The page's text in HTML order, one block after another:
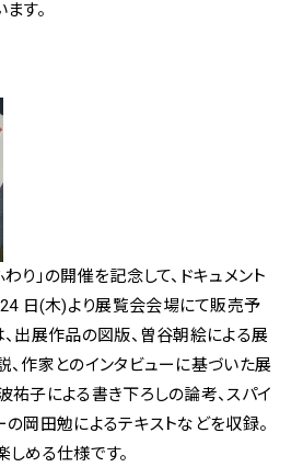
す。
り」の開催を記念して、ドキュメント
日(木)より展覧会会場にて販売予
、出展作品の図版、曽谷朝絵による展
、作家とのインタビューに基づいた展
祐子による書き下ろしの論考、スパイ
の岡田勉によるテキストなどを収録。
める仕様です。